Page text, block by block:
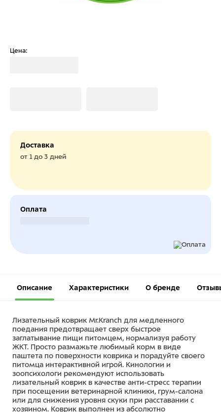
Цена:
Доставка
от 1 до 3 дней
Оплата
Описание Характеристики О бренде
Лизательный коврик Mr.Kranch для медленного
поедания предотвращает сверх быстрое
заглатывание пищи питомцем, нормализуя работу
ЖКТ. Просто размажьте любимый корм в виде
паштета по поверхности коврика и порадуйте своего
питомца интерактивной игрой. Кинологии и
зоопсихологи рекомендуют использовать
лизательный коврик в качестве анти-стресс терапии
при посещении ветеринарной клиники, грум-салона
или для снижения уровня скуки при расставании с
хозяином. Коврик выполнен из абсолютно